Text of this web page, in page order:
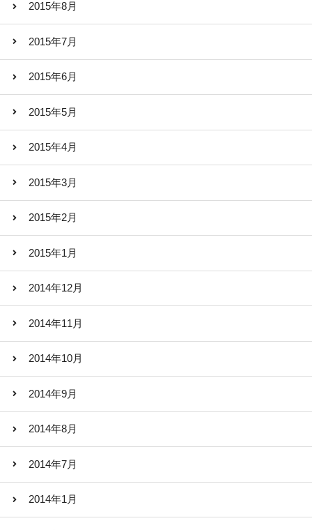
2015年8月
2015年7月
2015年6月
2015年5月
2015年4月
2015年3月
2015年2月
2015年1月
2014年12月
2014年11月
2014年10月
2014年9月
2014年8月
2014年7月
2014年1月